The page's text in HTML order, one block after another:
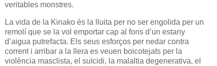
veritables monstres.
La vida de la Kinako és la lluita per no ser engolida per un
remolí que se la vol emportar cap al fons d’un estany
d’aigua putrefacta. Els seus esforços per nedar contra
corrent i arribar a la llera es veuen boicotejats per la
violència masclista, el suïcidi, la malaltia degenerativa, el